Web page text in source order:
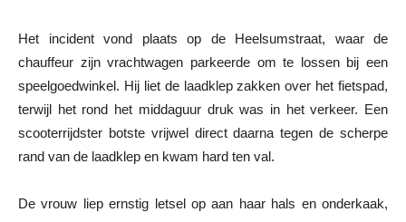
Het incident vond plaats op de Heelsumstraat, waar de
chauffeur zijn vrachtwagen parkeerde om te lossen bij een
speelgoedwinkel. Hij liet de laadklep zakken over het fietspad,
terwijl het rond het middaguur druk was in het verkeer. Een
scooterrijdster botste vrijwel direct daarna tegen de scherpe
rand van de laadklep en kwam hard ten val.
De vrouw liep ernstig letsel op aan haar hals en onderkaak,